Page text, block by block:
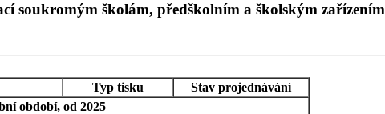
soukromým školám, předškolním a školským zařízením
Typ tisku
Stav projednávání
období, od 2025